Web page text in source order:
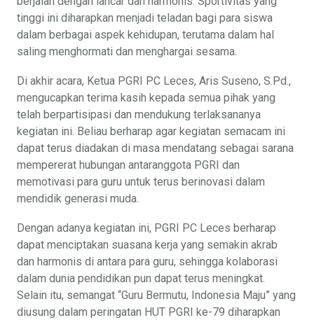
tinggi ini diharapkan menjadi teladan bagi para siswa
dalam berbagai aspek kehidupan, terutama dalam hal
saling menghormati dan menghargai sesama.
Di akhir acara, Ketua PGRI PC Leces, Aris Suseno, S.Pd.,
mengucapkan terima kasih kepada semua pihak yang
telah berpartisipasi dan mendukung terlaksananya
kegiatan ini. Beliau berharap agar kegiatan semacam ini
dapat terus diadakan di masa mendatang sebagai sarana
mempererat hubungan antaranggota PGRI dan
memotivasi para guru untuk terus berinovasi dalam
mendidik generasi muda.
Dengan adanya kegiatan ini, PGRI PC Leces berharap
dapat menciptakan suasana kerja yang semakin akrab
dan harmonis di antara para guru, sehingga kolaborasi
dalam dunia pendidikan pun dapat terus meningkat.
Selain itu, semangat “Guru Bermutu, Indonesia Maju” yang
diusung dalam peringatan HUT PGRI ke-79 diharapkan